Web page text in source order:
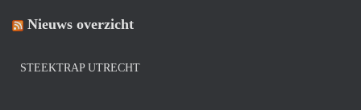
Nieuws overzicht
STEEKTRAP UTRECHT